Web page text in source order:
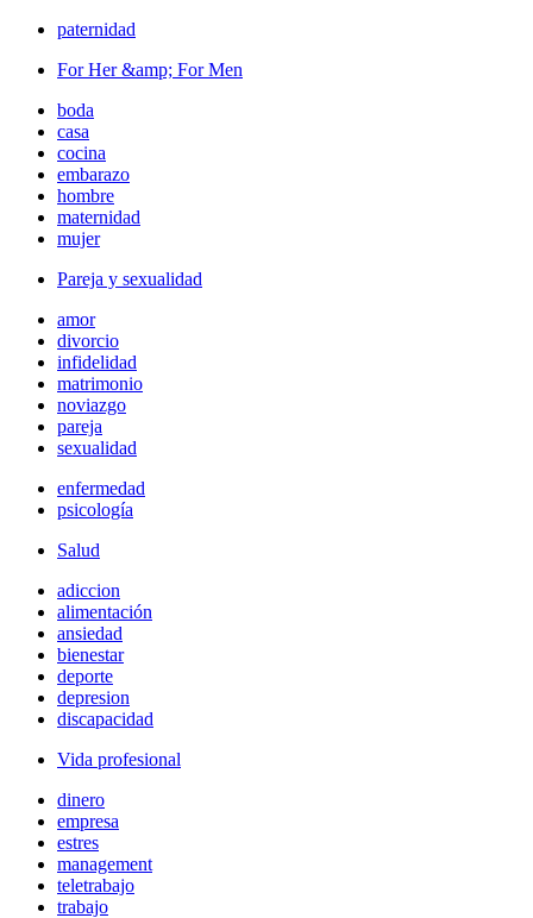
paternidad
For Her &amp; For Men
boda
casa
cocina
embarazo
hombre
maternidad
mujer
Pareja y sexualidad
amor
divorcio
infidelidad
matrimonio
noviazgo
pareja
sexualidad
enfermedad
psicología
Salud
adiccion
alimentación
ansiedad
bienestar
deporte
depresion
discapacidad
Vida profesional
dinero
empresa
estres
management
teletrabajo
trabajo